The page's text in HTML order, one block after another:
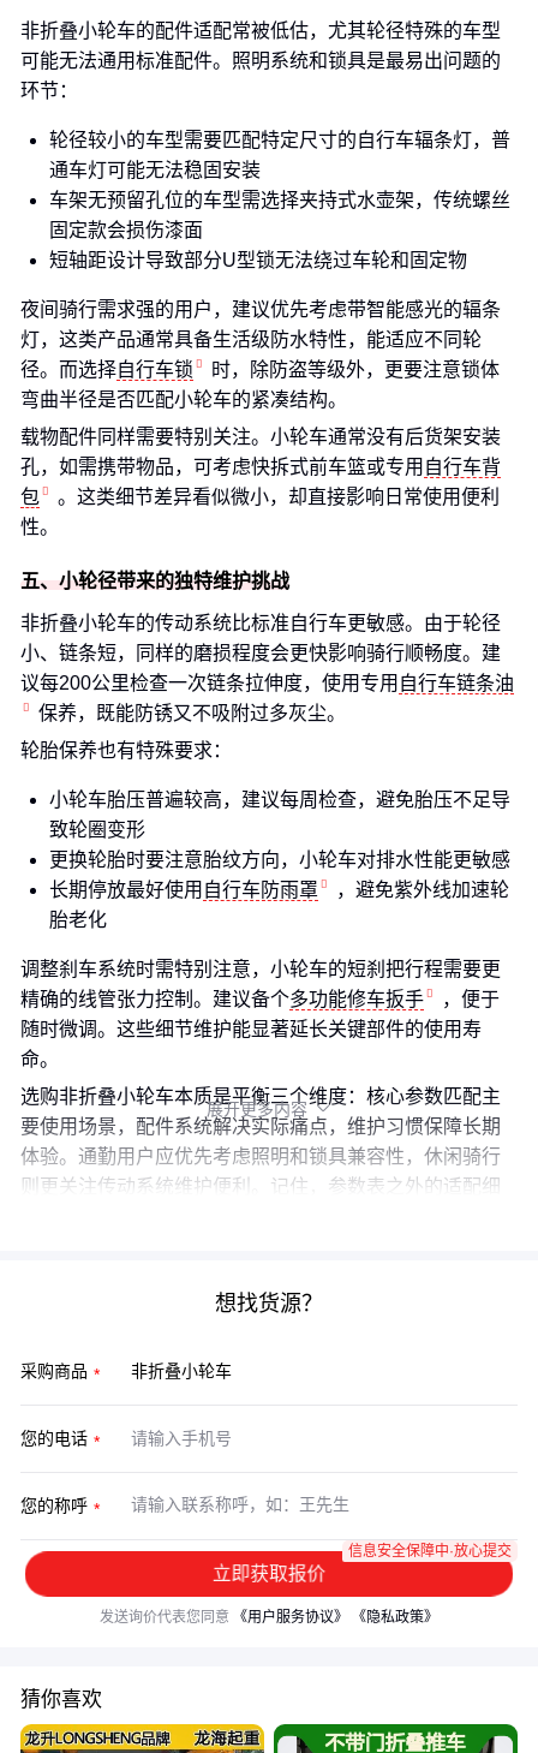
非折叠小轮车的配件适配常被低估，尤其轮径特殊的车型
可能无法通用标准配件。照明系统和锁具是最易出问题的
环节：
轮径较小的车型需要匹配特定尺寸的自行车辐条灯，普
通车灯可能无法稳固安装
车架无预留孔位的车型需选择夹持式水壶架，传统螺丝
固定款会损伤漆面
短轴距设计导致部分U型锁无法绕过车轮和固定物
夜间骑行需求强的用户，建议优先考虑带智能感光的辐条
灯，这类产品通常具备生活级防水特性，能适应不同轮
径。而选择自行车锁
时，除防盗等级外，更要注意锁体
弯曲半径是否匹配小轮车的紧凑结构。
载物配件同样需要特别关注。小轮车通常没有后货架安装
孔，如需携带物品，可考虑快拆式前车篮或专用 自行车背
包
。这类细节差异看似微小，却直接影响日常使用便利
性。
五、小轮径带来的独特维护挑战
非折叠小轮车的传动系统比标准自行车更敏感。由于轮径
小、链条短，同样的磨损程度会更快影响骑行顺畅度。建
议每200公里检查一次链条拉伸度，使用专用 自行车链条油
保养，既能防锈又不吸附过多灰尘。
轮胎保养也有特殊要求：
小轮车胎压普遍较高，建议每周检查，避免胎压不足导
致轮圈变形
更换轮胎时要注意胎纹方向，小轮车对排水性能更敏感
长期停放最好使用 自行车防雨罩
，避免紫外线加速轮
胎老化
调整刹车系统时需特别注意，小轮车的短刹把行程需要更
精确的线管张力控制。建议备个多功能修车扳手
，便于
随时微调。这些细节维护能显著延长关键部件的使用寿
命。
选购非折叠小轮车本质是平衡三个维度：核心参数匹配主
要使用场景，配件系统解决实际痛点，维护习惯保障长期
体验。通勤用户应优先考虑照明和锁具兼容性，休闲骑行
则更关注传动系统维护便利。记住，参数表之外的适配细
展开更多内容 
想找货源？
采购商品
您的电话
您的称呼
立即获取报价
信息安全保障中·放心提交
发送询价代表您同意 《用户服务协议》 《隐私政策》
猜你喜欢